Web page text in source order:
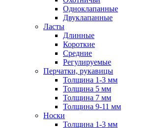
Одноклапанные
Двуклапанные
Ласты
Длинные
Короткие
Средние
Регулируемые
Перчатки, рукавицы
Толщина 1-3 мм
Толщина 5 мм
Толщина 7 мм
Толщина 9-11 мм
Носки
Толщина 1-3 мм